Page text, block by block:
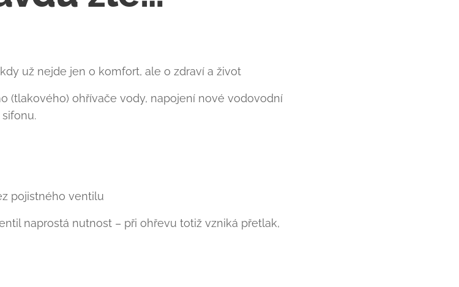
už nejde jen o komfort, ale o zdraví a život ⚠️
(tlakového) ohřívače vody, napojení nové vodovodní
pojistného ventilu ❌
naprostá nutnost – při ohřevu totiž vzniká přetlak,